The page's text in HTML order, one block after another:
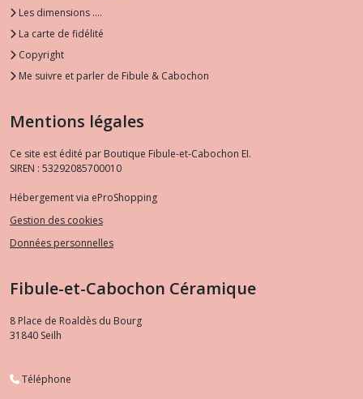
Les dimensions ....
La carte de fidélité
Copyright
Me suivre et parler de Fibule & Cabochon
Mentions légales
Ce site est édité par Boutique Fibule-et-Cabochon EI.
SIREN : 53292085700010
Hébergement via eProShopping
Gestion des cookies
Données personnelles
Fibule-et-Cabochon Céramique
8 Place de Roaldès du Bourg
31840 Seilh
Téléphone